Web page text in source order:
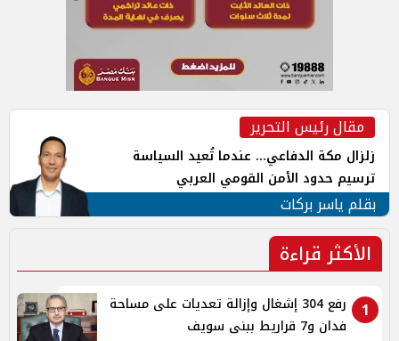
مقال رئيس التحرير
زلزال مكة الدفاعي... عندما تُعيد السياسة
ترسيم حدود الأمن القومي العربي
بقلم ياسر بركات
الأكثر قراءة
1
رفع 304 إشغال وإزالة تعديات على مساحة
فدان و7 قراريط ببنى سويف